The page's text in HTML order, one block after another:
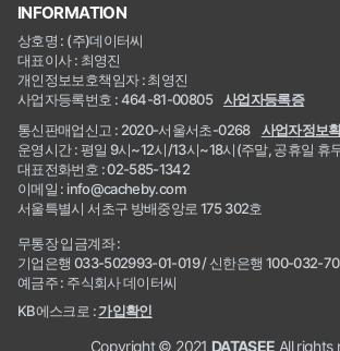
INFORMATION
상호명 : (주)데이터씨
대표이사 : 최영진
개인정보보호책임자 : 최영진
사업자등록번호 : 464-81-00805
사업자등록증
통신판매업신고 : 2020-서울서초-0268
사업자정보
운영시간 : 평일 9시~12시/13시~18시(주말, 공휴일 휴
대표전화번호 : 02-585-1342
이메일 : info@cacheby.com
서울특별시 서초구 방배중앙로 175 302호
무통장 입금계좌 :
기업은행 033-502993-01-019 / 신한은행 100-032-
예금주 : 주식회사 데이터씨
KB에스크로 :가입확인
Copyright © 2021 DATASEE All rights